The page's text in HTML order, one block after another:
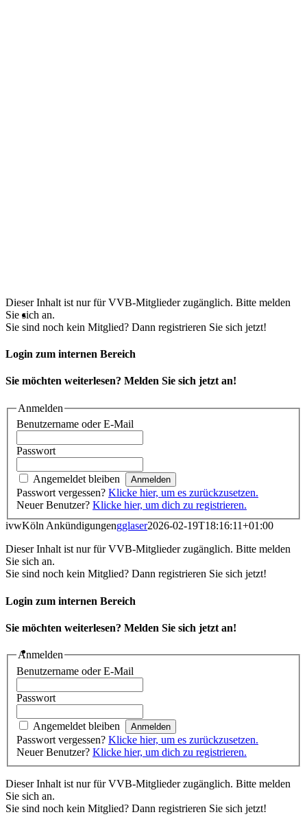
Dieser Inhalt ist nur für VVB-Mitglieder zugänglich. Bitte melden
Sie sich an.
Sie sind noch kein Mitglied? Dann registrieren Sie sich jetzt!
Login zum internen Bereich
Sie möchten weiterlesen? Melden Sie sich jetzt an!
Anmelden
Benutzername oder E-Mail
Passwort
Angemeldet bleiben
Passwort vergessen? Klicke hier, um es zurückzusetzen.
Neuer Benutzer? Klicke hier, um dich zu registrieren.
ivwKöln Ankündigungengglaser2026-02-19T18:16:11+01:00
Dieser Inhalt ist nur für VVB-Mitglieder zugänglich. Bitte melden
Sie sich an.
Sie sind noch kein Mitglied? Dann registrieren Sie sich jetzt!
Login zum internen Bereich
Sie möchten weiterlesen? Melden Sie sich jetzt an!
Anmelden
Benutzername oder E-Mail
Passwort
Angemeldet bleiben
Passwort vergessen? Klicke hier, um es zurückzusetzen.
Neuer Benutzer? Klicke hier, um dich zu registrieren.
Dieser Inhalt ist nur für VVB-Mitglieder zugänglich. Bitte melden
Sie sich an.
Sie sind noch kein Mitglied? Dann registrieren Sie sich jetzt!